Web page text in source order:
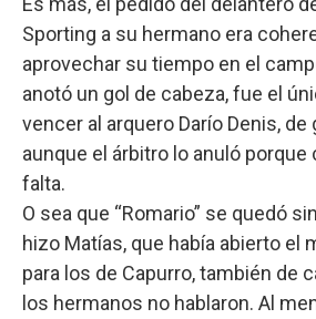
Sporting a su hermano era
aprovechar su tiempo en el
anotó un gol de cabeza, fue el
vencer al arquero Darío Denis, de
aunque el árbitro lo anuló porque
falta.
O sea que “Romario” se quedó
hizo Matías, que había abierto el
para los de Capurro, también de
los hermanos no hablaron. Al